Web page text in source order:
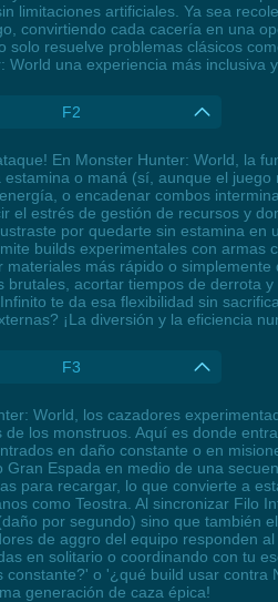
limitaciones artificiales. Ya sea
convirtiendo cada cacería en una
solo resuelve problemas clásicos
World una experiencia más inclusiva
F2
En Monster Hunter: World, la
estamina o maná (sí, aunque el
o encadenar combos
el estrés de gestión de recursos y
por quedarte sin estamina en
builds experimentales con armas
materiales más rápido o
brutales, acortar tiempos de derrota
te da esa flexibilidad sin
¡La diversión y la eficiencia
F3
World, los cazadores
de los monstruos. Aquí es donde
en daño constante o en
Gran Espada en medio de una
para recargar, lo que convierte a
como Teostra. Al sincronizar Filo
por segundo) sino que también
de aggro del equipo responden
en solitario o coordinando con tu
constante?' o '¿qué build usar contra
generación de caza épica!